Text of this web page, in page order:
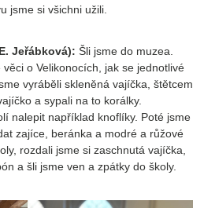
jsme si všichni užili.
Jeřábková): Šli jsme do muzea.
o Velikonocích, jak se jednotlivé
vyráběli skleněná vajíčka, štětcem
a sypali na to korálky.
nalepit například knoflíky. Poté jsme
zajíce, beránka a modré a růžové
rozdali jsme si zaschnutá vajíčka,
a šli jsme ven a zpátky do školy.